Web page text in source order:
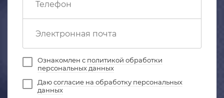
Ознакомлен с политикой обработки
персональных данных
Даюсогласие на обработку персональных
данных